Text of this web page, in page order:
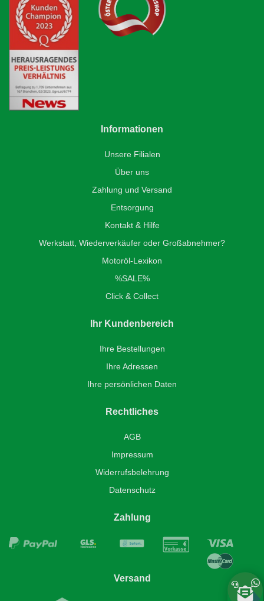
Informationen
Unsere Filialen
Über uns
Zahlung und Versand
Entsorgung
Kontakt & Hilfe
Werkstatt, Wiederverkäufer oder Großabnehmer?
Motoröl-Lexikon
%SALE%
Click & Collect
Ihr Kundenbereich
Ihre Bestellungen
Ihre Adressen
Ihre persönlichen Daten
Rechtliches
AGB
Impressum
Widerrufsbelehrung
Datenschutz
Zahlung
Versand